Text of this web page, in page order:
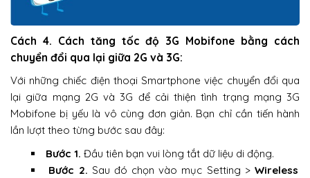
Cách 4. Cách tăng tốc độ 3G Mobifone bằng cách
chuyển đổi qua lại giữa 2G và 3G:
Với những chiếc điện thoại Smartphone việc chuyển đổi qua
lại giữa mạng 2G và 3G để cải thiện tình trạng mạng 3G
Mobifone bị yếu là vô cùng đơn giản. Bạn chỉ cần tiến hành
lần lượt theo từng bước sau đây:
Bước 1. Đầu tiên bạn vui lòng tắt dữ liệu di động.
Bước 2. Sau đó chọn vào mục Setting > Wireless